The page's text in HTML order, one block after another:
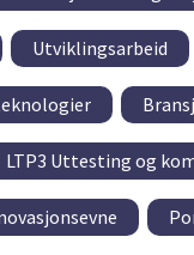
Utviklingsarbeid
LTP3 Uttesting og